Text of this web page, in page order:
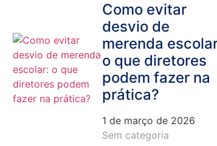
Como evitar
desvio de
merenda
o que diretores
podem fazer na
prática?
1 de março de 2026
Sem categoria